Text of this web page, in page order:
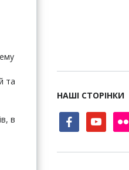
та
в
НАШІ СТОРІНКИ
facebookyoutube flickr